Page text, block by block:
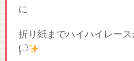
に
折り紙までハイハイレー
🏳